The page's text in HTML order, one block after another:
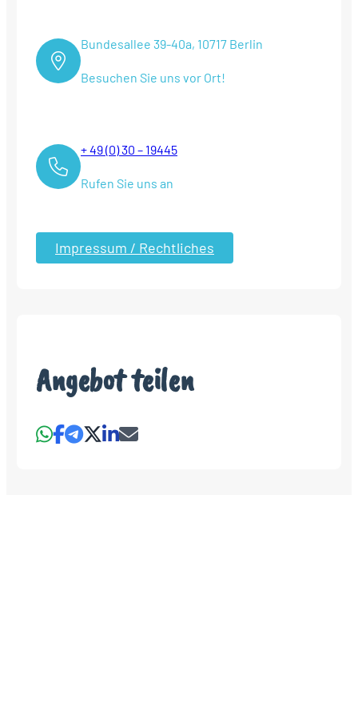
Bundesallee 39-40a, 10717 Berlin
Besuchen Sie uns vor Ort!
+ 49 (0) 30 – 19445
Rufen Sie uns an
Impressum / Rechtliches
Angebot teilen